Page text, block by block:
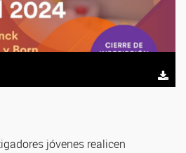
jóvenes realicen